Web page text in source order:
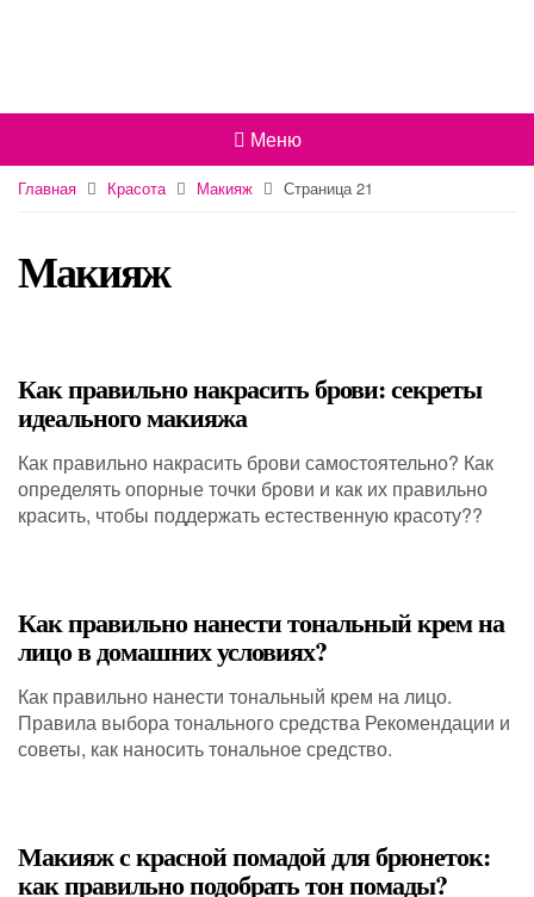
Меню
Главная Красота Макияж Страница 21
Макияж
Как правильно накрасить брови: секреты
идеального макияжа
Как правильно накрасить брови самостоятельно? Как
определять опорные точки брови и как их правильно
красить, чтобы поддержать естественную красоту??
Как правильно нанести тональный крем на
лицо в домашних условиях?
Как правильно нанести тональный крем на лицо.
Правила выбора тонального средства Рекомендации и
советы, как наносить тональное средство.
Макияж с красной помадой для брюнеток:
как правильно подобрать тон помады?